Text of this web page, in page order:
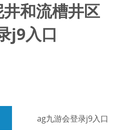
和流槽井区
j9入口
ag九游会登录j9入口